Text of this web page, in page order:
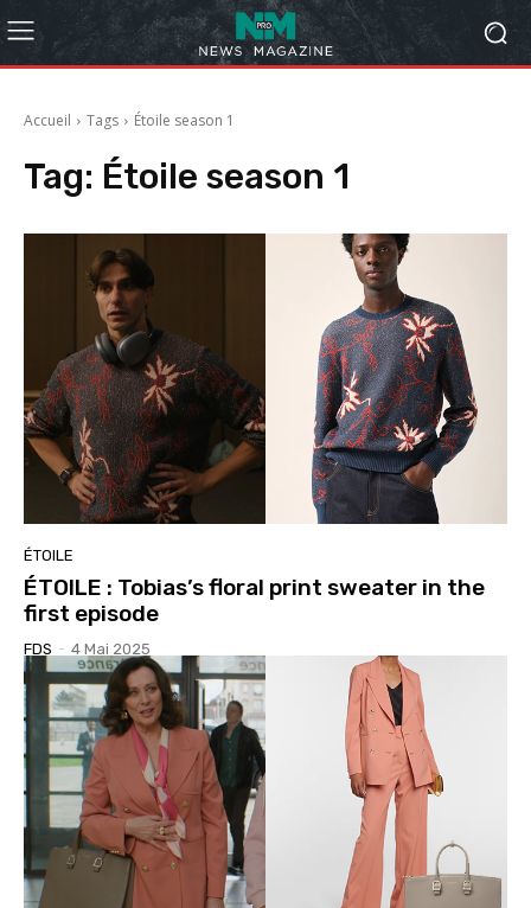
Accueil Tags Étoile season 1
Tag: Étoile season 1
ÉTOILE
ÉTOILE : Tobias’s floral print sweater in the
first episode
FDS - 4 Mai 2025